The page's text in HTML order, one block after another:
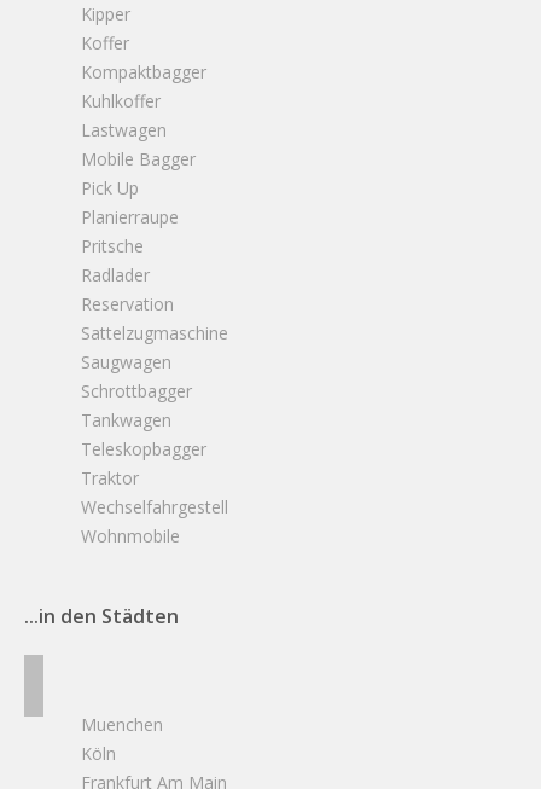
Kipper
Koffer
Kompaktbagger
Kuhlkoffer
Lastwagen
Mobile Bagger
Pick Up
Planierraupe
Pritsche
Radlader
Reservation
Sattelzugmaschine
Saugwagen
Schrottbagger
Tankwagen
Teleskopbagger
Traktor
Wechselfahrgestell
Wohnmobile
...in den Städten
Muenchen
Köln
Frankfurt Am Main